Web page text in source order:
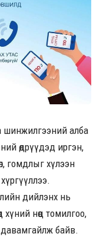
шинжилгээний алба
өдрүүдэд иргэн,
гомдлыг хүлээн
дийлэнх нь
нөөц томилгоо,
давамгайлж байв.